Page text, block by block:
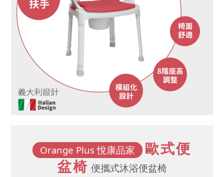
Orange Plus 悅康品家
歐式便
盆椅 便攜式沐浴便盆椅